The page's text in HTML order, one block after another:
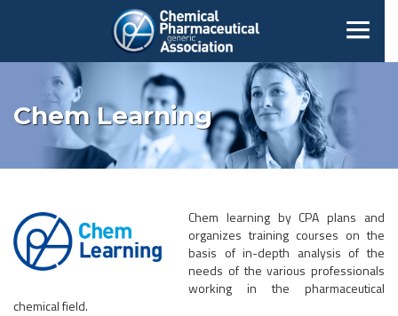
Chem Learning
Chem learning by CPA plans and
organizes training courses on the
basis of in-depth analysis of the
needs of the various professionals
working in the pharmaceutical
chemical field.